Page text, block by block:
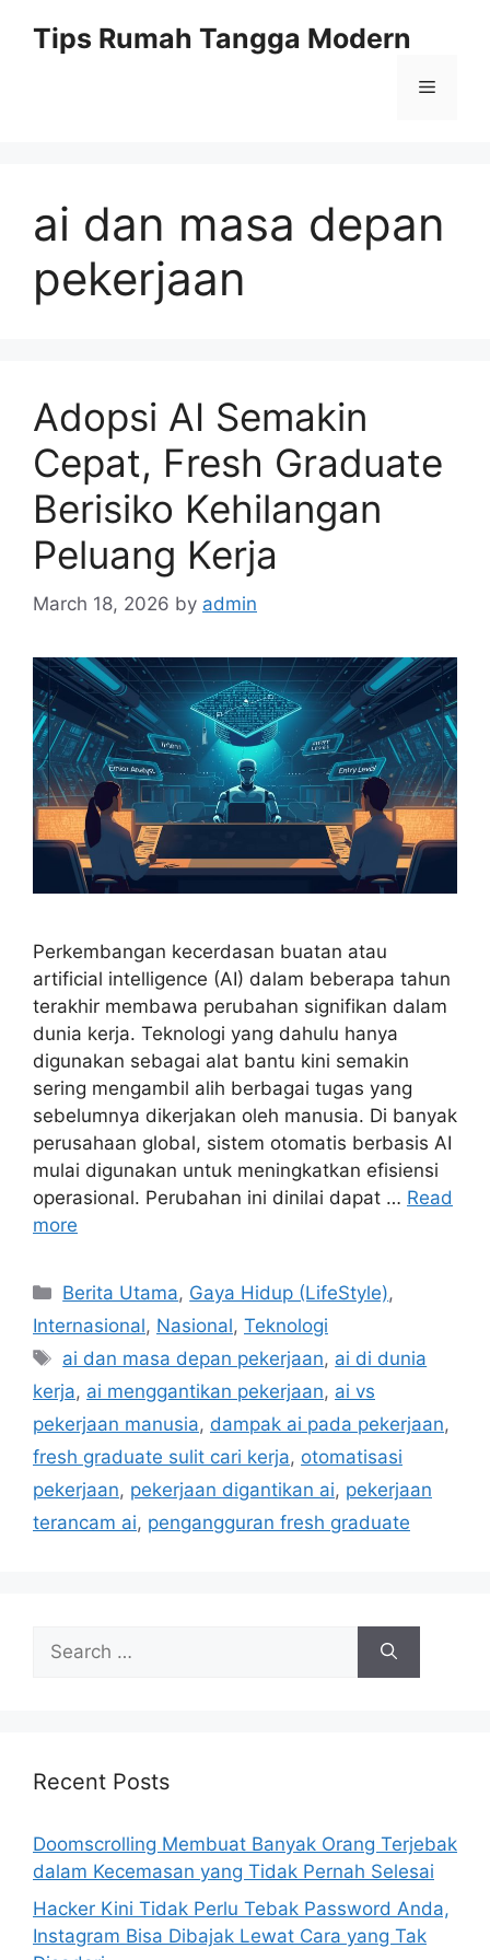
Tips Rumah Tangga Modern
Menu
ai dan masa depan
pekerjaan
Adopsi AI Semakin
Cepat, Fresh Graduate
Berisiko Kehilangan
Peluang Kerja
March 18, 2026 by admin
Perkembangan kecerdasan buatan atau
artificial intelligence (AI) dalam beberapa tahun
terakhir membawa perubahan signifikan dalam
dunia kerja. Teknologi yang dahulu hanya
digunakan sebagai alat bantu kini semakin
sering mengambil alih berbagai tugas yang
sebelumnya dikerjakan oleh manusia. Di banyak
perusahaan global, sistem otomatis berbasis AI
mulai digunakan untuk meningkatkan efisiensi
operasional. Perubahan ini dinilai dapat … Read
more
C
a
e
g
o
r
i
s
Berita Utama, Gaya Hidup (LifeStyle),
Internasional, Nasional, Teknologi
T
a
g
s
ai dan masa depan pekerjaan, ai di dunia
kerja, ai menggantikan pekerjaan, ai vs
pekerjaan manusia, dampak ai pada pekerjaan,
fresh graduate sulit cari kerja, otomatisasi
pekerjaan, pekerjaan digantikan ai, pekerjaan
terancam ai, pengangguran fresh graduate
h
r
:
Recent Posts
Doomscrolling Membuat Banyak Orang Terjebak
dalam Kecemasan yang Tidak Pernah Selesai
Hacker Kini Tidak Perlu Tebak Password Anda,
Instagram Bisa Dibajak Lewat Cara yang Tak